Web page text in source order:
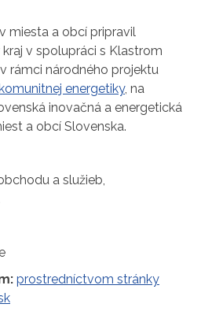
miesta a obcí pripravil
v spolupráci s Klastrom
rámci národného projektu
energetiky, na
inovačná a energetická
a obcí Slovenska.
a služieb,
prostredníctvom stránky